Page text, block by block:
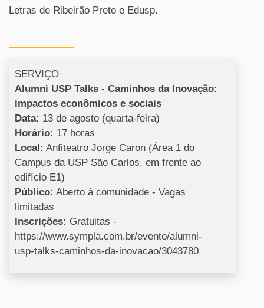
Letras de Ribeirão Preto e Edusp.
SERVIÇO
Alumni USP Talks - Caminhos da Inovação:
impactos econômicos e sociais
Data: 13 de agosto (quarta-feira)
Horário: 17 horas
Local: Anfiteatro Jorge Caron (Área 1 do
Campus da USP São Carlos, em frente ao
edifício E1)
Público: Aberto à comunidade - Vagas
limitadas
Inscrições: Gratuitas -
https://www.sympla.com.br/evento/alumni-
usp-talks-caminhos-da-inovacao/3043780